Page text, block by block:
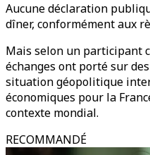
Aucune déclaration
dîner, conformément aux
Mais selon un participant
échanges ont porté sur
situation géopolitique
économiques pour la
contexte mondial.
RECOMMANDÉ